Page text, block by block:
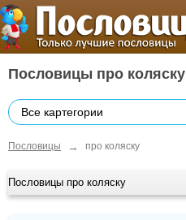
Пословицы про коляску
Все картегории
Пословицы → про коляску
Пословицы про коляску